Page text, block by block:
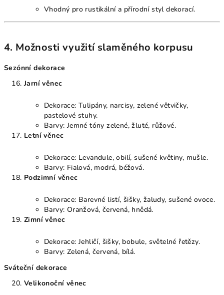
Vhodný pro rustikální a přírodní styl dekorací.
4. Možnosti využití slaměného korpusu
Sezónní dekorace
Jarní věnec
Dekorace: Tulipány, narcisy, zelené větvičky,
pastelové stuhy.
Barvy: Jemné tóny zelené, žluté, růžové.
Letní věnec
Dekorace: Levandule, obilí, sušené květiny, mušle.
Barvy: Fialová, modrá, béžová.
Podzimní věnec
Dekorace: Barevné listí, šišky, žaludy, sušené ovoce.
Barvy: Oranžová, červená, hnědá.
Zimní věnec
Dekorace: Jehličí, šišky, bobule, světelné řetězy.
Barvy: Zelená, červená, bílá.
Sváteční dekorace
Velikonoční věnec